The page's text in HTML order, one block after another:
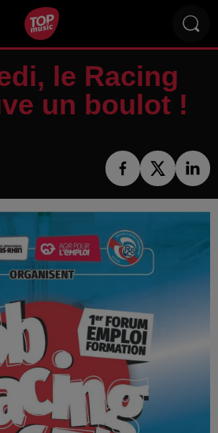
le Racing
un boulot !